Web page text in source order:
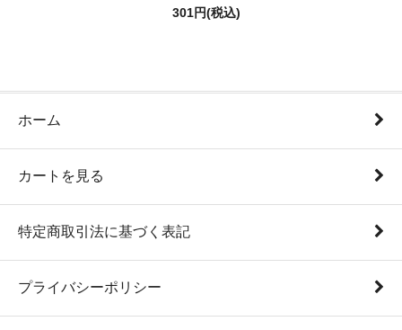
301円(税込)
ホーム
カートを見る
特定商取引法に基づく表記
プライバシーポリシー